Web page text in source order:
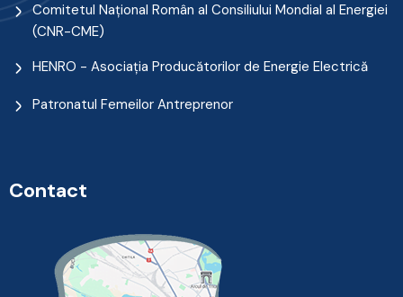
Comitetul Naţional Român al Consiliului Mondial al Energiei
(CNR-CME)
HENRO - Asociația Producătorilor de Energie Electrică
Patronatul Femeilor Antreprenor
Contact